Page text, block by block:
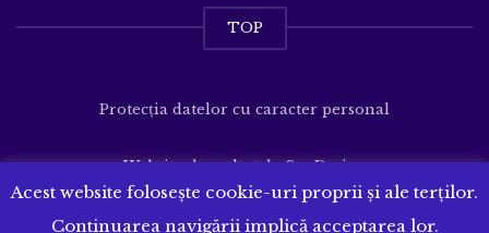
TOP
Protecția datelor cu caracter personal
Website dezvoltat deSenDesign
Acest website folosește cookie-uri proprii și ale terților.
Continuarea navigării implică acceptarea lor.